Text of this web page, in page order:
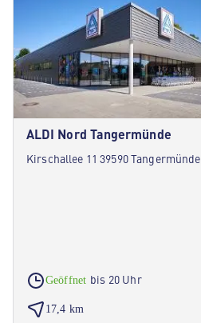
ALDI Nord Tangermünde
Kirschallee 11 39590 Tangermünde
Geöffnet bis 20 Uhr
17,4 km